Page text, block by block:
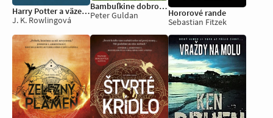
Harry Potter a väzeň z Azkabanu
J. K. Rowlingová
Bambuľkine dobrodružstvá
Peter Guldan
Hororové rande
Sebastian Fitzek